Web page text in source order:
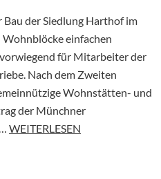
Bau der Siedlung Harthof im
einfachen
für Mitarbeiter der
Nach dem Zweiten
Wohnstätten- und
der Münchner
WEITERLESEN